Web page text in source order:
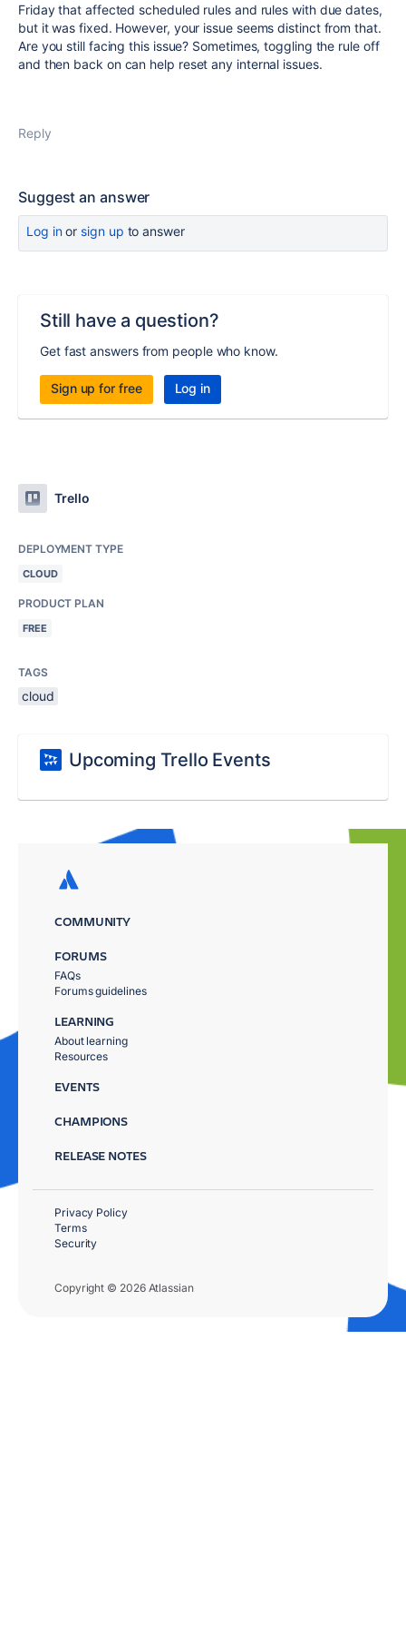
Friday that affected scheduled rules and rules with due dates,
but it was fixed. However, your issue seems distinct from that.
Are you still facing this issue? Sometimes, toggling the rule off
and then back on can help reset any internal issues.
Reply
Suggest an answer
Log inor sign up to answer
Still have a question?
Get fast answers from people who know.
Sign up for free Log in
Trello
DEPLOYMENT TYPE
CLOUD
PRODUCT PLAN
FREE
TAGS
cloud
Upcoming Trello Events
COMMUNITY
FORUMS
FAQs
Forums guidelines
LEARNING
About learning
Resources
EVENTS
CHAMPIONS
RELEASE NOTES
Copyright © 2026 Atlassian
Privacy Policy
Terms
Security